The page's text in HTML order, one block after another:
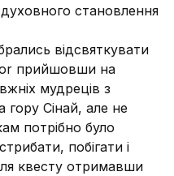
становлення
відсвяткувати
прийшовши на
мудреців з
гору Сінай, але не
потрібно було
побігати і
квесту отримавши